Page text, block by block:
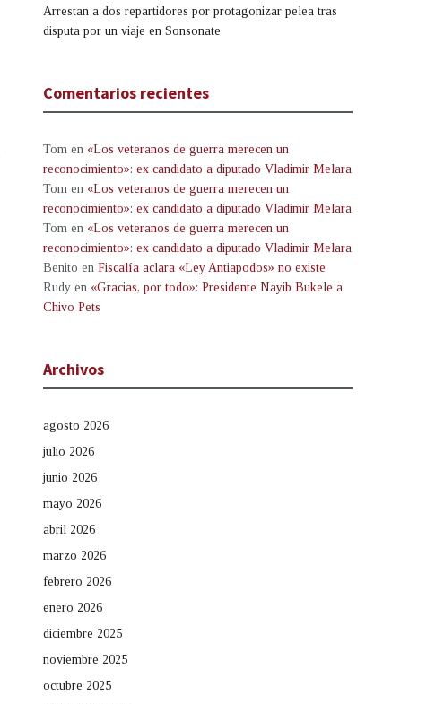
Arrestan a dos repartidores por protagonizar pelea tras
disputa por un viaje en Sonsonate
Comentarios recientes
Tom en «Los veteranos de guerra merecen un
reconocimiento»: ex candidato a diputado Vladimir Melara
Tom en «Los veteranos de guerra merecen un
reconocimiento»: ex candidato a diputado Vladimir Melara
Tom en «Los veteranos de guerra merecen un
reconocimiento»: ex candidato a diputado Vladimir Melara
Benito en Fiscalía aclara «Ley Antiapodos» no existe
Rudy en «Gracias, por todo»: Presidente Nayib Bukele a
Chivo Pets
Archivos
agosto 2026
julio 2026
junio 2026
mayo 2026
abril 2026
marzo 2026
febrero 2026
enero 2026
diciembre 2025
noviembre 2025
octubre 2025